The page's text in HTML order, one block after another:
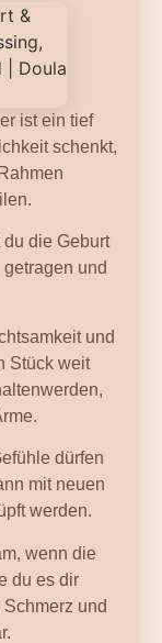
ist ein tief
schenkt,
die Geburt
getragen und
und
Stück weit
dürfen
mit neuen
werden.
wenn die
du es dir
und